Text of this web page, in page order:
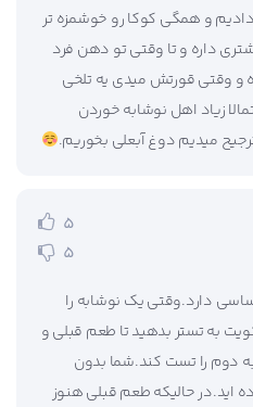
دادیم و همگی کوکا رو خوشمزه تر
داره و تا وقتی تو دهن فرد
وقتی قورتش میدی یه تلخی
زیاد اهل نوشابه خوردن
میدیم دوغ آبعلی بخوریم.
5
5
دارد.وقتی یک نوشابه را
به تستر بدهید تا طعم قبلی و
دوم را تست کند.شما بدون
اید.در حالیکه طعم قبلی هنوز